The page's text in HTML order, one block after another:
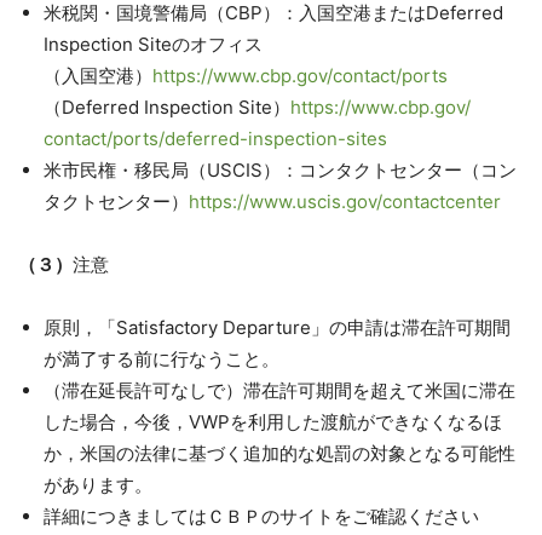
米税関・国境警備局（CBP）： 入国空港またはDeferred
Inspection Siteのオフィス
（入国空港） https://www.cbp.gov/contact/ports
（Deferred Inspection Site） https://www.cbp.gov/
contact/ports/deferred-inspection-sites
米市民権・移民局（USCIS）：コンタクトセンター（コン
タクトセンター） https://www.uscis.gov/contactcenter
（３） 注意
原則，「Satisfactory Departure」 の申請は滞在許可期間
が満了する前に行なうこと。
（滞在延長許可なしで） 滞在許可期間を超えて米国に滞在
した場合，今後， VWPを利用した渡航ができなくなるほ
か， 米国の法律に基づく追加的な処罰の対象となる可能性
があります。
詳細につきましてはＣＢＰのサイトをご確認ください